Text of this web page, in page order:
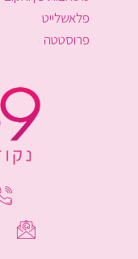
פלאשלייט
פרוסטטה